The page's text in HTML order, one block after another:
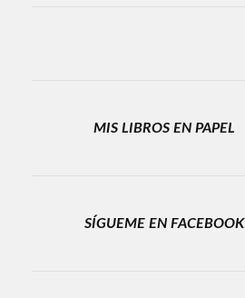
MIS LIBROS EN PAPEL
SÍGUEME EN FACEBOOK